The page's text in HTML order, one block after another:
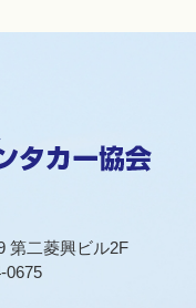
第二菱興ビル2F
0675